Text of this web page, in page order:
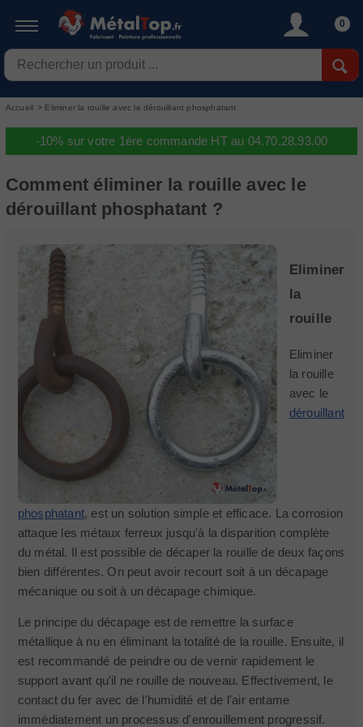
0
Accueil > Eliminer la rouille avec le dérouillant phosphatant
-10% sur votre 1ère commande HT au 04.70.28.93.00
Comment éliminer la rouille avec le
dérouillant phosphatant ?
Eliminer
la
rouille
Eliminer
la rouille
avec le
dérouillant
phosphatant, est un solution simple et efficace. La corrosion
attaque les métaux ferreux jusqu'à la disparition complète
du métal. Il est possible de décaper la rouille de deux façons
bien différentes. On peut avoir recourt soit à un décapage
mécanique ou soit à un décapage chimique.
Le principe du décapage est de remettre la surface
métallique à nu en éliminant la totalité de la rouille. Ensuite, il
est recommandé de peindre ou de vernir rapidement le
support avant qu'il ne rouille de nouveau. Effectivement, le
contact du fer avec de l'humidité et de l'air entame
immédiatement un processus d'enrouillement progressif.